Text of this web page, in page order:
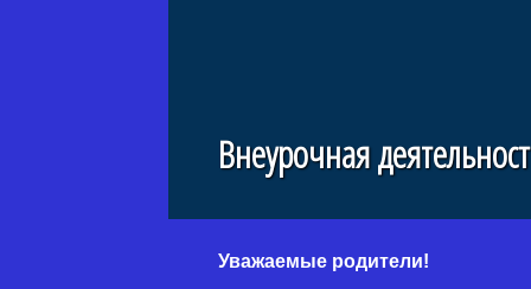
Внеурочная
Уважаемые родители!